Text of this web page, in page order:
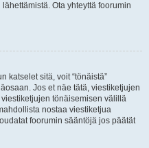
Ota yhteyttä foorumin
katselet sitä, voit “tönäistä”
Jos et näe tätä, viestiketjujen
tönäisemisen välillä
nostaa viestiketjua
foorumin sääntöjä jos päätät